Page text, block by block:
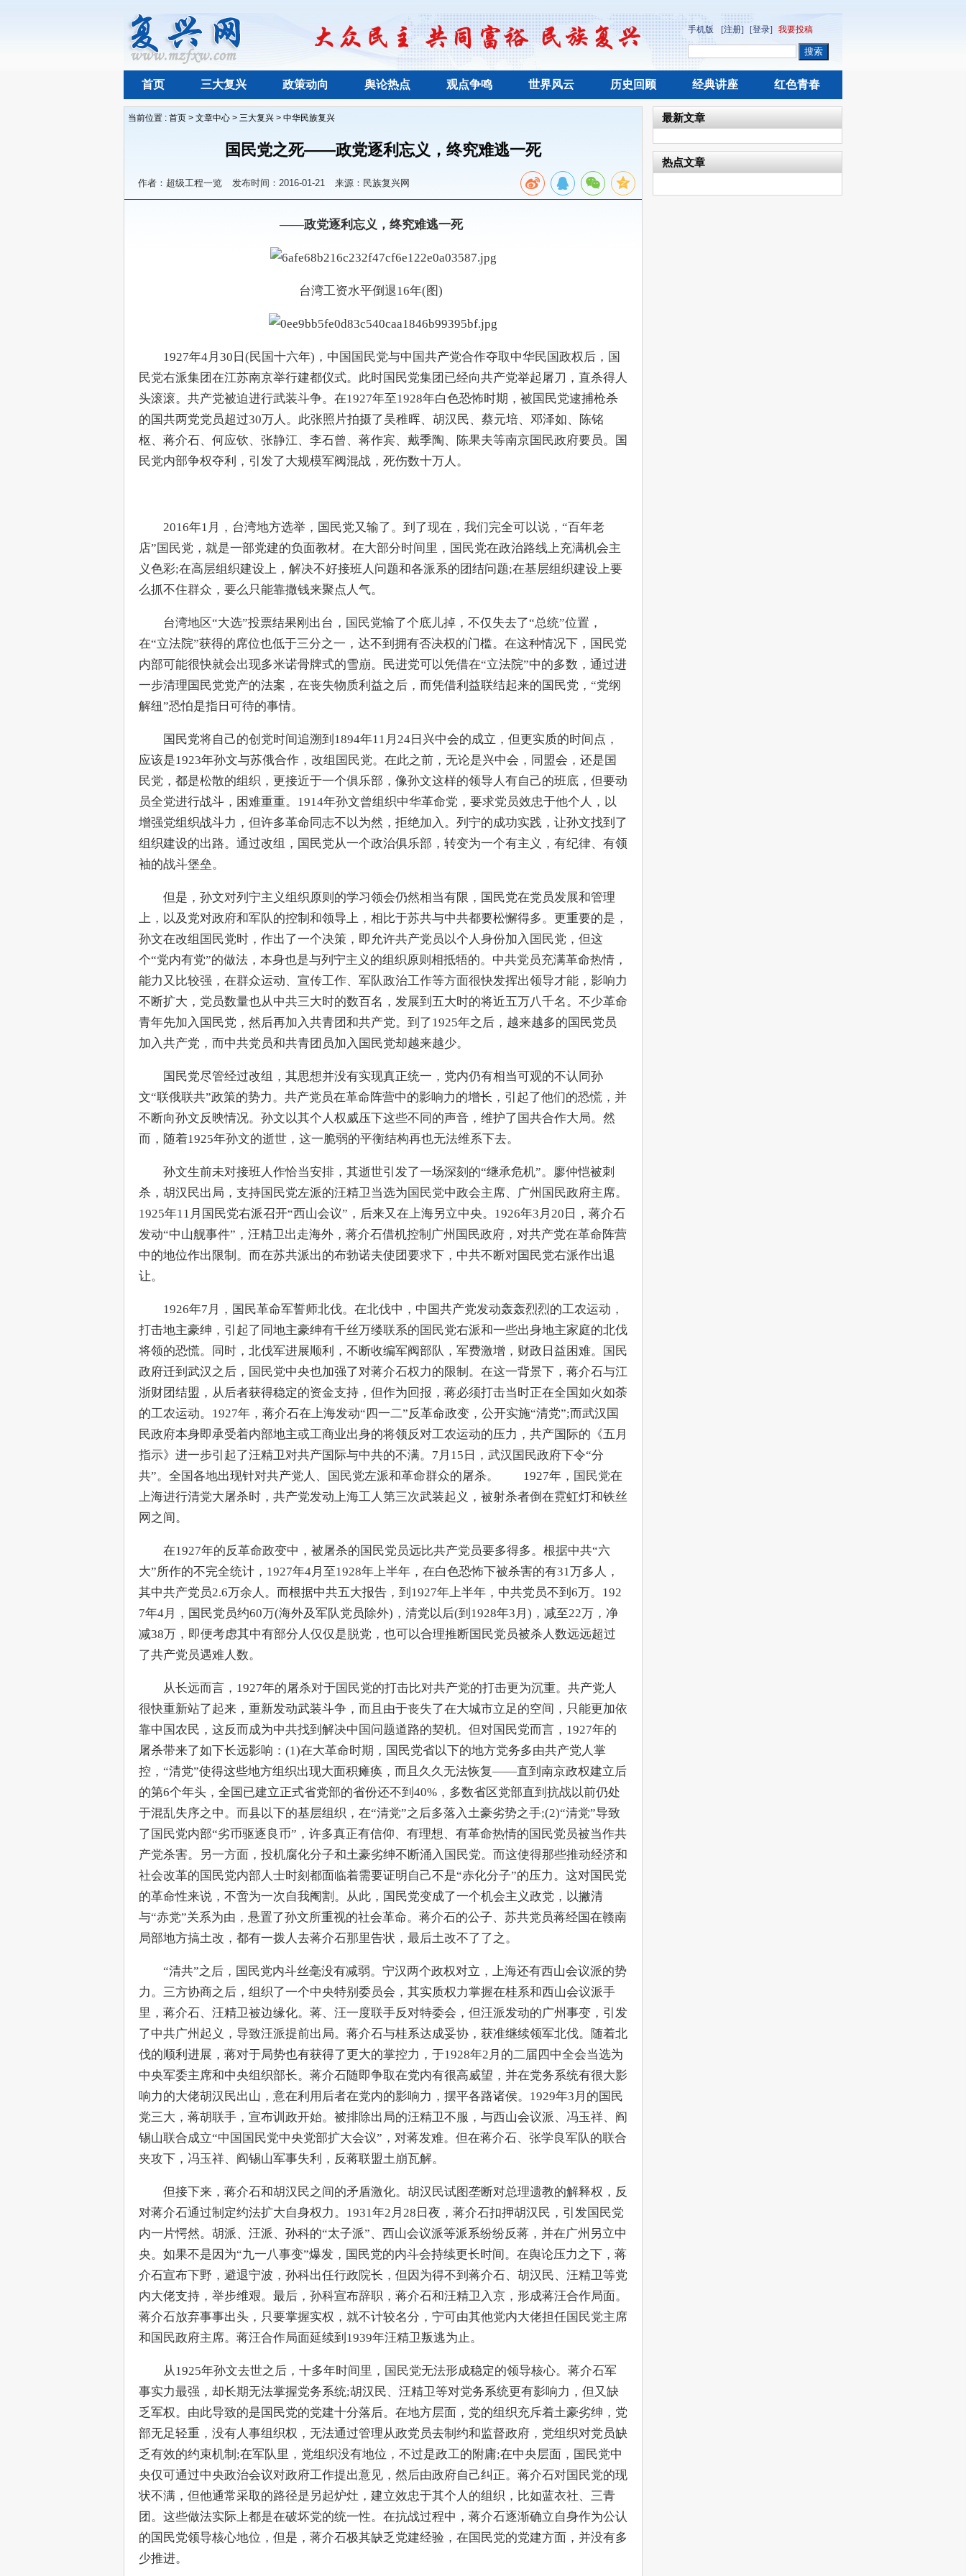
手机版 [注册] [登录] 我要投稿
首页 三大复兴 政策动向 舆论热点 观点争鸣 世界风云 历史回顾 经典讲座 红色青春
当前位置 : 首页 > 文章中心 > 三大复兴 > 中华民族复兴
国民党之死——政党逐利忘义，终究难逃一死
作者：超级工程一览 发布时间：2016-01-21 来源：民族复兴网
——政党逐利忘义，终究难逃一死
台湾工资水平倒退16年(图)
1927年4月30日(民国十六年)，中国国民党与中国共产党合作夺取中华民国政权后，国
民党右派集团在江苏南京举行建都仪式。此时国民党集团已经向共产党举起屠刀，直杀得人
头滚滚。共产党被迫进行武装斗争。在1927年至1928年白色恐怖时期，被国民党逮捕枪杀
的国共两党党员超过30万人。此张照片拍摄了吴稚晖、胡汉民、蔡元培、邓泽如、陈铭
枢、蒋介石、何应钦、张静江、李石曾、蒋作宾、戴季陶、陈果夫等南京国民政府要员。国
民党内部争权夺利，引发了大规模军阀混战，死伤数十万人。
2016年1月，台湾地方选举，国民党又输了。到了现在，我们完全可以说，“百年老
店”国民党，就是一部党建的负面教材。在大部分时间里，国民党在政治路线上充满机会主
义色彩;在高层组织建设上，解决不好接班人问题和各派系的团结问题;在基层组织建设上要
么抓不住群众，要么只能靠撒钱来聚点人气。
台湾地区“大选”投票结果刚出台，国民党输了个底儿掉，不仅失去了“总统”位置，
在“立法院”获得的席位也低于三分之一，达不到拥有否决权的门槛。在这种情况下，国民党
内部可能很快就会出现多米诺骨牌式的雪崩。民进党可以凭借在“立法院”中的多数，通过进
一步清理国民党党产的法案，在丧失物质利益之后，而凭借利益联结起来的国民党，“党纲
解纽”恐怕是指日可待的事情。
国民党将自己的创党时间追溯到1894年11月24日兴中会的成立，但更实质的时间点，
应该是1923年孙文与苏俄合作，改组国民党。在此之前，无论是兴中会，同盟会，还是国
民党，都是松散的组织，更接近于一个俱乐部，像孙文这样的领导人有自己的班底，但要动
员全党进行战斗，困难重重。1914年孙文曾组织中华革命党，要求党员效忠于他个人，以
增强党组织战斗力，但许多革命同志不以为然，拒绝加入。列宁的成功实践，让孙文找到了
组织建设的出路。通过改组，国民党从一个政治俱乐部，转变为一个有主义，有纪律、有领
袖的战斗堡垒。
但是，孙文对列宁主义组织原则的学习领会仍然相当有限，国民党在党员发展和管理
上，以及党对政府和军队的控制和领导上，相比于苏共与中共都要松懈得多。更重要的是，
孙文在改组国民党时，作出了一个决策，即允许共产党员以个人身份加入国民党，但这
个“党内有党”的做法，本身也是与列宁主义的组织原则相抵牾的。中共党员充满革命热情，
能力又比较强，在群众运动、宣传工作、军队政治工作等方面很快发挥出领导才能，影响力
不断扩大，党员数量也从中共三大时的数百名，发展到五大时的将近五万八千名。不少革命
青年先加入国民党，然后再加入共青团和共产党。到了1925年之后，越来越多的国民党员
加入共产党，而中共党员和共青团员加入国民党却越来越少。
国民党尽管经过改组，其思想并没有实现真正统一，党内仍有相当可观的不认同孙
文“联俄联共”政策的势力。共产党员在革命阵营中的影响力的增长，引起了他们的恐慌，并
不断向孙文反映情况。孙文以其个人权威压下这些不同的声音，维护了国共合作大局。然
而，随着1925年孙文的逝世，这一脆弱的平衡结构再也无法维系下去。
孙文生前未对接班人作恰当安排，其逝世引发了一场深刻的“继承危机”。廖仲恺被刺
杀，胡汉民出局，支持国民党左派的汪精卫当选为国民党中政会主席、广州国民政府主席。
1925年11月国民党右派召开“西山会议”，后来又在上海另立中央。1926年3月20日，蒋介石
发动“中山舰事件”，汪精卫出走海外，蒋介石借机控制广州国民政府，对共产党在革命阵营
中的地位作出限制。而在苏共派出的布勃诺夫使团要求下，中共不断对国民党右派作出退
让。
1926年7月，国民革命军誓师北伐。在北伐中，中国共产党发动轰轰烈烈的工农运动，
打击地主豪绅，引起了同地主豪绅有千丝万缕联系的国民党右派和一些出身地主家庭的北伐
将领的恐慌。同时，北伐军进展顺利，不断收编军阀部队，军费激增，财政日益困难。国民
政府迁到武汉之后，国民党中央也加强了对蒋介石权力的限制。在这一背景下，蒋介石与江
浙财团结盟，从后者获得稳定的资金支持，但作为回报，蒋必须打击当时正在全国如火如荼
的工农运动。1927年，蒋介石在上海发动“四一二”反革命政变，公开实施“清党”;而武汉国
民政府本身即承受着内部地主或工商业出身的将领反对工农运动的压力，共产国际的《五月
指示》进一步引起了汪精卫对共产国际与中共的不满。7月15日，武汉国民政府下令“分
共”。全国各地出现针对共产党人、国民党左派和革命群众的屠杀。　　1927年，国民党在
上海进行清党大屠杀时，共产党发动上海工人第三次武装起义，被射杀者倒在霓虹灯和铁丝
网之间。
在1927年的反革命政变中，被屠杀的国民党员远比共产党员要多得多。根据中共“六
大”所作的不完全统计，1927年4月至1928年上半年，在白色恐怖下被杀害的有31万多人，
其中共产党员2.6万余人。而根据中共五大报告，到1927年上半年，中共党员不到6万。192
7年4月，国民党员约60万(海外及军队党员除外)，清党以后(到1928年3月)，减至22万，净
减38万，即便考虑其中有部分人仅仅是脱党，也可以合理推断国民党员被杀人数远远超过
了共产党员遇难人数。
从长远而言，1927年的屠杀对于国民党的打击比对共产党的打击更为沉重。共产党人
很快重新站了起来，重新发动武装斗争，而且由于丧失了在大城市立足的空间，只能更加依
靠中国农民，这反而成为中共找到解决中国问题道路的契机。但对国民党而言，1927年的
屠杀带来了如下长远影响：(1)在大革命时期，国民党省以下的地方党务多由共产党人掌
控，“清党”使得这些地方组织出现大面积瘫痪，而且久久无法恢复——直到南京政权建立后
的第6个年头，全国已建立正式省党部的省份还不到40%，多数省区党部直到抗战以前仍处
于混乱失序之中。而县以下的基层组织，在“清党”之后多落入土豪劣势之手;(2)“清党”导致
了国民党内部“劣币驱逐良币”，许多真正有信仰、有理想、有革命热情的国民党员被当作共
产党杀害。另一方面，投机腐化分子和土豪劣绅不断涌入国民党。而这使得那些推动经济和
社会改革的国民党内部人士时刻都面临着需要证明自己不是“赤化分子”的压力。这对国民党
的革命性来说，不啻为一次自我阉割。从此，国民党变成了一个机会主义政党，以撇清
与“赤党”关系为由，悬置了孙文所重视的社会革命。蒋介石的公子、苏共党员蒋经国在赣南
局部地方搞土改，都有一拨人去蒋介石那里告状，最后土改不了了之。
“清共”之后，国民党内斗丝毫没有减弱。宁汉两个政权对立，上海还有西山会议派的势
力。三方协商之后，组织了一个中央特别委员会，其实质权力掌握在桂系和西山会议派手
里，蒋介石、汪精卫被边缘化。蒋、汪一度联手反对特委会，但汪派发动的广州事变，引发
了中共广州起义，导致汪派提前出局。蒋介石与桂系达成妥协，获准继续领军北伐。随着北
伐的顺利进展，蒋对于局势也有获得了更大的掌控力，于1928年2月的二届四中全会当选为
中央军委主席和中央组织部长。蒋介石随即争取在党内有很高威望，并在党务系统有很大影
响力的大佬胡汉民出山，意在利用后者在党内的影响力，摆平各路诸侯。1929年3月的国民
党三大，蒋胡联手，宣布训政开始。被排除出局的汪精卫不服，与西山会议派、冯玉祥、阎
锡山联合成立“中国国民党中央党部扩大会议”，对蒋发难。但在蒋介石、张学良军队的联合
夹攻下，冯玉祥、阎锡山军事失利，反蒋联盟土崩瓦解。
但接下来，蒋介石和胡汉民之间的矛盾激化。胡汉民试图垄断对总理遗教的解释权，反
对蒋介石通过制定约法扩大自身权力。1931年2月28日夜，蒋介石扣押胡汉民，引发国民党
内一片愕然。胡派、汪派、孙科的“太子派”、西山会议派等派系纷纷反蒋，并在广州另立中
央。如果不是因为“九一八事变”爆发，国民党的内斗会持续更长时间。在舆论压力之下，蒋
介石宣布下野，避退宁波，孙科出任行政院长，但因为得不到蒋介石、胡汉民、汪精卫等党
内大佬支持，举步维艰。最后，孙科宣布辞职，蒋介石和汪精卫入京，形成蒋汪合作局面。
蒋介石放弃事事出头，只要掌握实权，就不计较名分，宁可由其他党内大佬担任国民党主席
和国民政府主席。蒋汪合作局面延续到1939年汪精卫叛逃为止。
从1925年孙文去世之后，十多年时间里，国民党无法形成稳定的领导核心。蒋介石军
事实力最强，却长期无法掌握党务系统;胡汉民、汪精卫等对党务系统更有影响力，但又缺
乏军权。由此导致的是国民党的党建十分落后。在地方层面，党的组织充斥着土豪劣绅，党
部无足轻重，没有人事组织权，无法通过管理从政党员去制约和监督政府，党组织对党员缺
乏有效的约束机制;在军队里，党组织没有地位，不过是政工的附庸;在中央层面，国民党中
央仅可通过中央政治会议对政府工作提出意见，然后由政府自己纠正。蒋介石对国民党的现
状不满，但他通常采取的路径是另起炉灶，建立效忠于其个人的组织，比如蓝衣社、三青
团。这些做法实际上都是在破坏党的统一性。在抗战过程中，蒋介石逐渐确立自身作为公认
的国民党领导核心地位，但是，蒋介石极其缺乏党建经验，在国民党的党建方面，并没有多
少推进。
最新文章
热点文章